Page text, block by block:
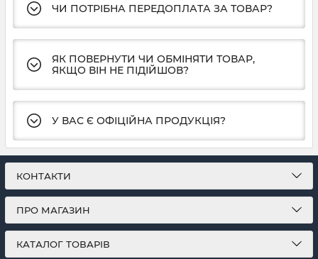
ЧИ ПОТРІБНА ПЕРЕДОПЛАТА ЗА ТОВАР?
ЯК ПОВЕРНУТИ ЧИ ОБМІНЯТИ ТОВАР,
ЯКЩО ВІН НЕ ПІДІЙШОВ?
У ВАС Є ОФІЦІЙНА ПРОДУКЦІЯ?
КОНТАКТИ
ПРО МАГАЗИН
КАТАЛОГ ТОВАРІВ